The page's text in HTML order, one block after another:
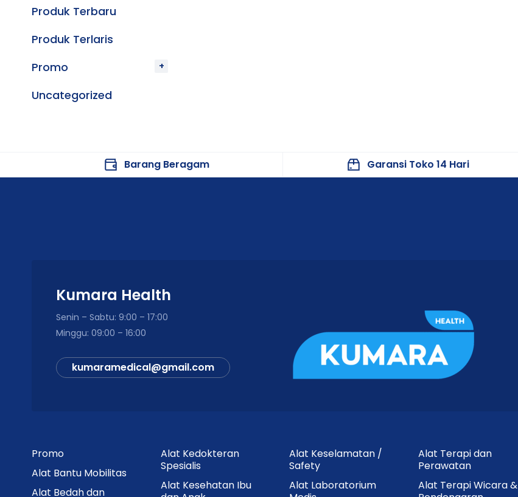
Produk Terbaru
Produk Terlaris
Promo
Uncategorized
Barang Beragam Garansi Toko 14 Hari
Kumara Health
Senin – Sabtu: 9:00 – 17:00
Minggu: 09:00 – 16:00
kumaramedical@gmail.com
Promo
Alat Bantu Mobilitas
Alat Bedah dan
Alat Kedokteran
Spesialis
Alat Kesehatan Ibu
Alat Keselamatan /
Safety
Alat Laboratorium
Alat Terapi dan
Perawatan
Alat Terapi Wicara &